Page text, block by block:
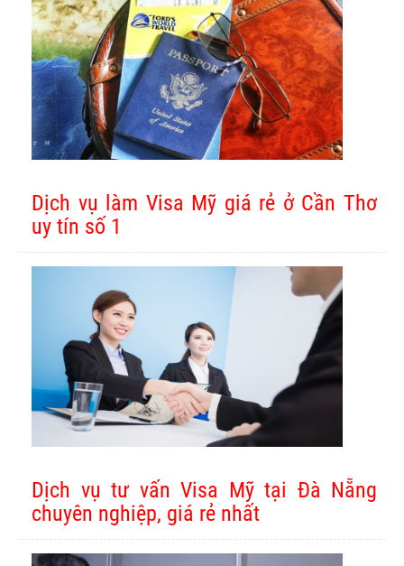
Dịch vụ làm Visa Mỹ giá rẻ ở Cần Thơ
uy tín số 1
Dịch vụ tư vấn Visa Mỹ tại Đà Nẵng
chuyên nghiệp, giá rẻ nhất